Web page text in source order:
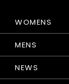
WOMENS
MENS
NEWS